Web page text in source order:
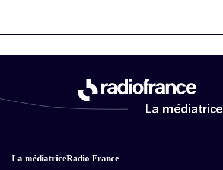
La médiatrice
La médiatriceRadio France